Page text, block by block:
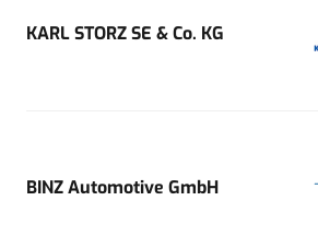
KARL STORZ SE & Co. KG
BINZ Automotive GmbH